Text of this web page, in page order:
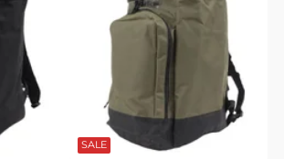
キSALE
オ